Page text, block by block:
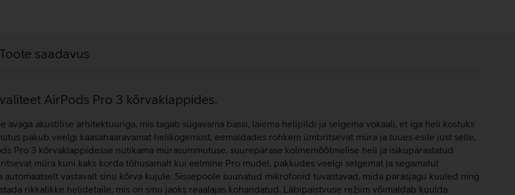
Toote saadavus
AirPods Pro 3 kõrvaklappides.
akustilise arhitektuuriga, mis tagab sügavama bassi, laiema helipildi ja selgema vokaali, et iga heli kostuks
pakub veelgi kaasahaaravamat helikogemust, eemaldades rohkem ümbritsevat müra ja tuues esile just selle,
Pro 3 kõrvaklappidesse nutikama mürasummutuse, suurepärase kolmemõõtmelise heli ja isikupärastatud
müra kuni kaks korda tõhusamalt kui eelmine Pro mudel, pakkudes veelgi selgemat ja segamatut
vastavalt sinu kõrva kujule. Sissepoole suunatud mikrofonid tuvastavad, mida parasjagu kuuled ning
rikkalikke helidetaile, mis on sinu jaoks reaalajas kohandatud. Läbipaistvuse režiim võimaldab kuulda